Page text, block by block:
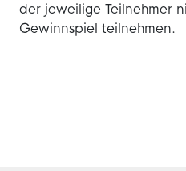
der jeweilige Teilnehmer
Gewinnspiel teilnehmen.